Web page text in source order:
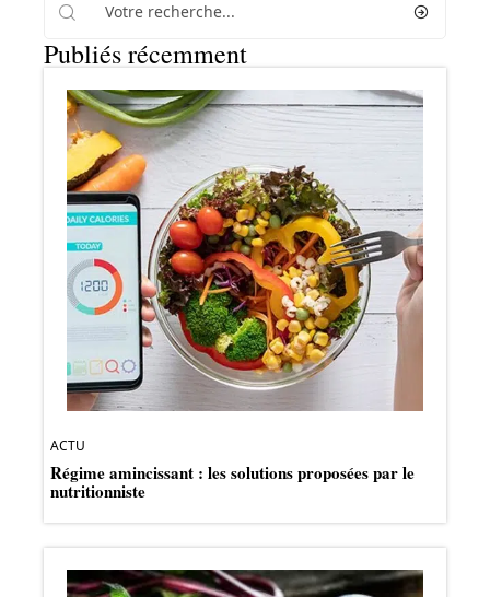
Publiés récemment
ACTU
Régime amincissant : les solutions proposées par le
nutritionniste